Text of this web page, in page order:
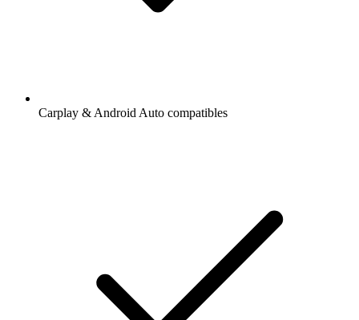
Carplay & Android Auto compatibles